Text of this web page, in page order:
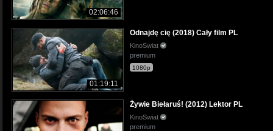
02:06:46
01:19:11
Odnajdę cię (2018) Cały film PL
KinoSwiat
premium
1080p
Żywie Biełaruś! (2012) Lektor PL
KinoSwiat
premium